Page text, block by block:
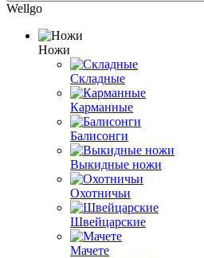
Wellgo
Ножи
Складные
Карманные
Балисонги
Выкидные ножи
Охотничьи
Швейцарские
Мачете